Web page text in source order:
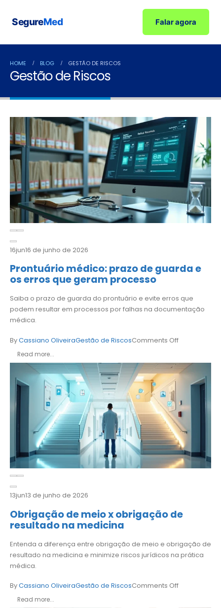
SegureMed Falar agora
HOME BLOG GESTÃO DE RISCOS
Gestão de Riscos
16jun16 de junho de 2026
Prontuário médico: prazo de guarda e
os erros que geram processo
Saiba o prazo de guarda do prontuário e evite erros que
podem resultar em processos por falhas na documentação
médica.
ByCassiano OliveiraGestão de RiscosComments Off
Read more...
13jun13 de junho de 2026
Obrigação de meio x obrigação de
resultado na medicina
Entenda a diferença entre obrigação de meio e obrigação de
resultado na medicina e minimize riscos jurídicos na prática
médica.
ByCassiano OliveiraGestão de RiscosComments Off
Read more...